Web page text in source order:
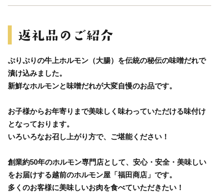
ぷりぷりの牛上ホルモン（大腸）を伝統の秘伝の味噌だれで
漬け込みました。
新鮮なホルモンと味噌だれが大変自慢のお品です。
お子様からお年寄りまで美味しく味わっていただける味付け
となっております。
いろいろなお召し上がり方で、ご堪能ください！
創業約50年のホルモン専門店として、安心・安全・美味しい
をお届けする越前のホルモン屋「福田商店」です。
多くのお客様に美味しいお肉を食べていただきたい！